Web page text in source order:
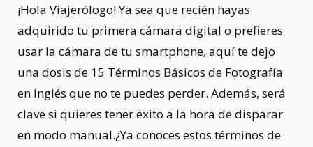
¡Hola Viajerólogo! Ya sea que recién hayas
adquirido tu primera cámara digital o prefieres
usar la cámara de tu smartphone, aquí te dejo
una dosis de 15 Términos Básicos de Fotografía
en Inglés que no te puedes perder. Además, será
clave si quieres tener éxito a la hora de disparar
en modo manual.¿Ya conoces estos términos de